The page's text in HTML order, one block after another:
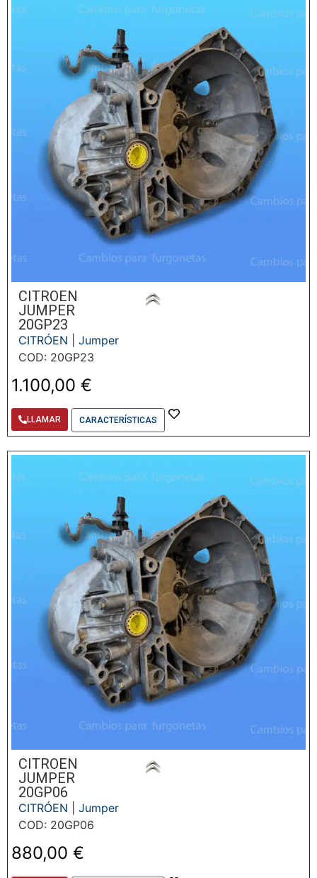
CITROEN
JUMPER
20GP23
CITRÓEN
Jumper
COD: 20GP23
1.100,00 €
LLAMAR CARACTERÍSTICAS
CITROEN
JUMPER
20GP06
CITRÓEN
Jumper
COD: 20GP06
880,00 €